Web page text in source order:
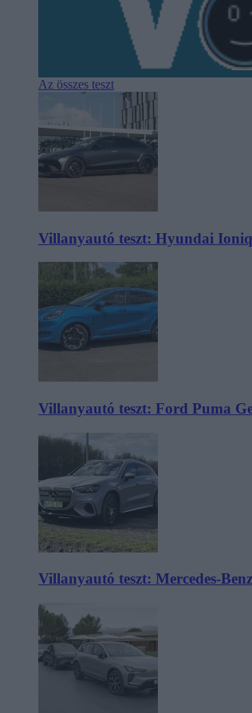
Az összes teszt
Villanyautó teszt: Hyundai
Villanyautó teszt: Ford Puma
Villanyautó teszt: Mercedes-